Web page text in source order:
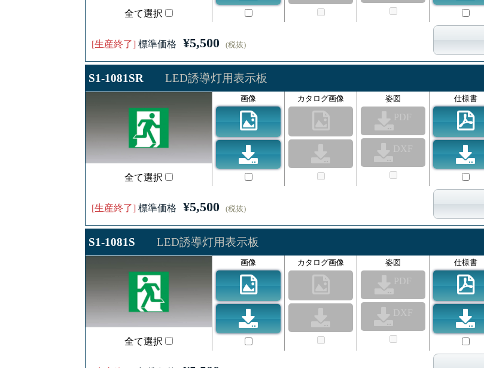
全て選択
[生産終了] 標準価格 ¥5,500 (税抜)
S1-1081SR LED誘導灯用表示板
全て選択
画像 カタログ画像 姿図
PDF
DXF
仕様書
[生産終了] 標準価格 ¥5,500 (税抜)
S1-1081S LED誘導灯用表示板
全て選択
画像 カタログ画像 姿図
PDF
DXF
仕様書